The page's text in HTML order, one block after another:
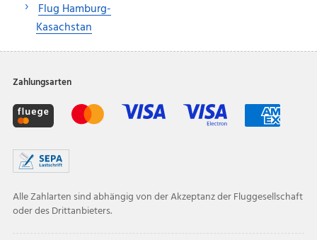
Flug Hamburg-
Kasachstan